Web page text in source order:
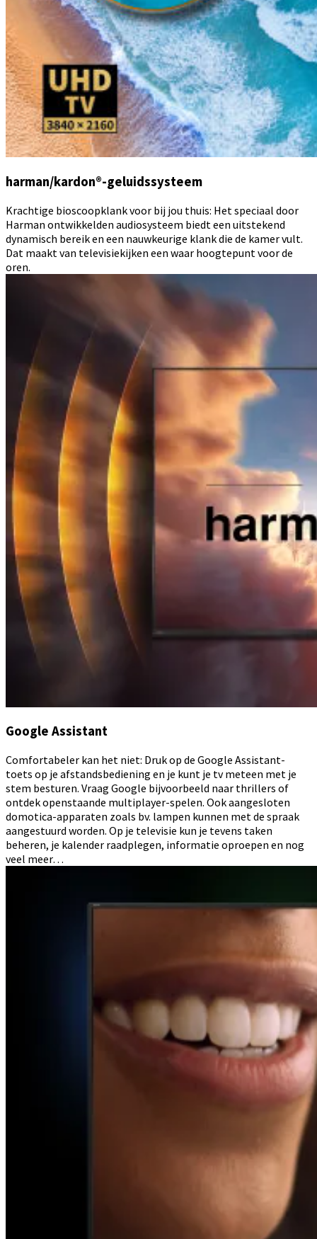
harman/kardon®-geluidssysteem
Krachtige bioscoopklank voor bij jou thuis: Het speciaal door
Harman ontwikkelden audiosysteem biedt een uitstekend
dynamisch bereik en een nauwkeurige klank die de kamer vult.
Dat maakt van televisiekijken een waar hoogtepunt voor de
oren.
Google Assistant
Comfortabeler kan het niet: Druk op de Google Assistant-
toets op je afstandsbediening en je kunt je tv meteen met je
stem besturen. Vraag Google bijvoorbeeld naar thrillers of
ontdek openstaande multiplayer-spelen. Ook aangesloten
domotica-apparaten zoals bv. lampen kunnen met de spraak
aangestuurd worden. Op je televisie kun je tevens taken
beheren, je kalender raadplegen, informatie oproepen en nog
veel meer…